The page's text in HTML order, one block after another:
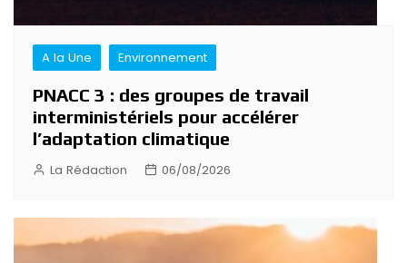
A la Une Environnement
PNACC 3 : des groupes de travail
interministériels pour accélérer
l’adaptation climatique
La Rédaction 06/08/2026